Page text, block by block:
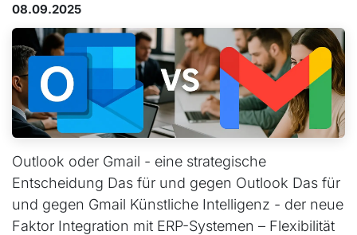
08.09.2025
Outlook oder Gmail - eine strategische
Entscheidung Das für und gegen Outlook Das für
und gegen Gmail Künstliche Intelligenz - der neue
Faktor Integration mit ERP-Systemen – Flexibilität